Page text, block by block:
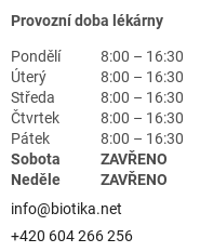
Provozní doba lékárny
Pondělí
8:00 – 16:30
Úterý
8:00 – 16:30
Středa
8:00 – 16:30
Čtvrtek
8:00 – 16:30
Pátek
8:00 – 16:30
Sobota
ZAVŘENO
Neděle
ZAVŘENO
info@biotika.net
+420 604 266 256